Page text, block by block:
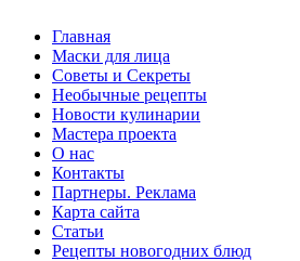
Главная
Маски для лица
Советы и Секреты
Необычные рецепты
Новости кулинарии
Мастера проекта
О нас
Контакты
Партнеры. Реклама
Карта сайта
Статьи
Рецепты новогодних блюд